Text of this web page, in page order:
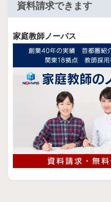
資料請求できます
家庭教師ノーバス